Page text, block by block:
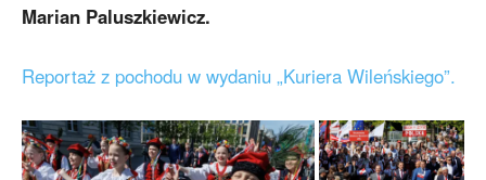
Marian Paluszkiewicz.
Reportaż z pochodu w wydaniu „Kuriera Wileńskiego”.